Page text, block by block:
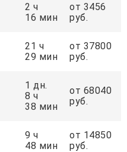
2 ч
16 мин
от 3456
руб.
21 ч
29 мин
от 37800
руб.
1 дн.
8 ч
38 мин
от 68040
руб.
9 ч
48 мин
от 14850
руб.